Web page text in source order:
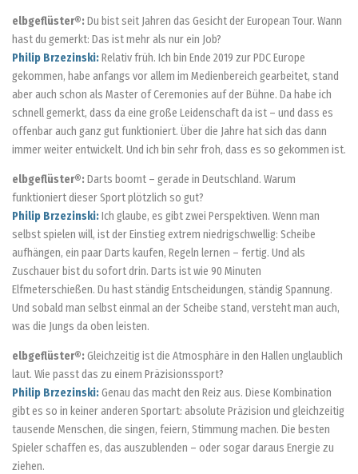
elbgeflüster®: Du bist seit Jahren das Gesicht der European Tour. Wann
hast du gemerkt: Das ist mehr als nur ein Job?
Philip Brzezinski:Relativ früh. Ich bin Ende 2019 zur PDC Europe
gekommen, habe anfangs vor allem im Medienbereich gearbeitet, stand
aber auch schon als Master of Ceremonies auf der Bühne. Da habe ich
schnell gemerkt, dass da eine große Leidenschaft da ist – und dass es
offenbar auch ganz gut funktioniert. Über die Jahre hat sich das dann
immer weiter entwickelt. Und ich bin sehr froh, dass es so gekommen ist.
elbgeflüster®: Darts boomt – gerade in Deutschland. Warum
funktioniert dieser Sport plötzlich so gut?
Philip Brzezinski:Ich glaube, es gibt zwei Perspektiven. Wenn man
selbst spielen will, ist der Einstieg extrem niedrigschwellig: Scheibe
aufhängen, ein paar Darts kaufen, Regeln lernen – fertig. Und als
Zuschauer bist du sofort drin. Darts ist wie 90 Minuten
Elfmeterschießen. Du hast ständig Entscheidungen, ständig Spannung.
Und sobald man selbst einmal an der Scheibe stand, versteht man auch,
was die Jungs da oben leisten.
elbgeflüster®: Gleichzeitig ist die Atmosphäre in den Hallen unglaublich
laut. Wie passt das zu einem Präzisionssport?
Philip Brzezinski:Genau das macht den Reiz aus. Diese Kombination
gibt es so in keiner anderen Sportart: absolute Präzision und gleichzeitig
tausende Menschen, die singen, feiern, Stimmung machen. Die besten
Spieler schaffen es, das auszublenden – oder sogar daraus Energie zu
ziehen.